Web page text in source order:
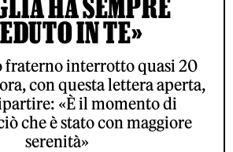
HA SEMPRE
IN TE»
fraterno interrotto quasi 20
con questa lettera aperta,
«È il momento di
che è stato con maggiore
serenità»